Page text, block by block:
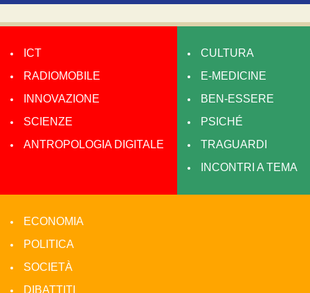
ICT
RADIOMOBILE
INNOVAZIONE
SCIENZE
ANTROPOLOGIA DIGITALE
CULTURA
E-MEDICINE
BEN-ESSERE
PSICHÉ
TRAGUARDI
INCONTRI A TEMA
ECONOMIA
POLITICA
SOCIETÀ
DIBATTITI